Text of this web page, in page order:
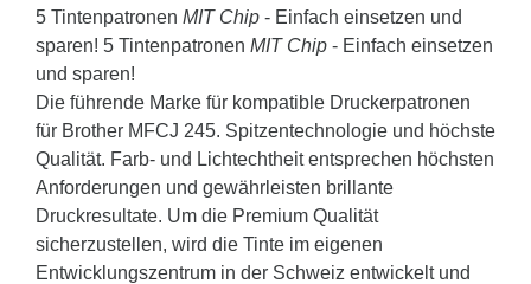
5 Tintenpatronen MIT Chip - Einfach einsetzen und
sparen! 5 Tintenpatronen MIT Chip - Einfach einsetzen
und sparen!
Die führende Marke für kompatible Druckerpatronen
für Brother MFCJ 245. Spitzentechnologie und höchste
Qualität. Farb- und Lichtechtheit entsprechen höchsten
Anforderungen und gewährleisten brillante
Druckresultate. Um die Premium Qualität
sicherzustellen, wird die Tinte im eigenen
Entwicklungszentrum in der Schweiz entwickelt und